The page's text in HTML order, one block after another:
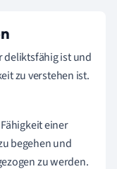
deliktsfähig ist und
zu verstehen ist.
einer
begehen und
zu werden.